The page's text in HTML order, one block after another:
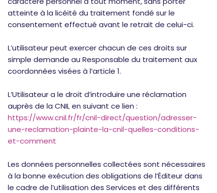
atteinte à la licéité du traitement fondé sur le
consentement effectué avant le retrait de celui-ci.
L’utilisateur peut exercer chacun de ces droits sur
simple demande au Responsable du traitement aux
coordonnées visées à l’article 1.
L’Utilisateur a le droit d’introduire une réclamation
auprès de la CNIL en suivant ce lien :
https://www.cnil.fr/fr/cnil-direct/question/adresser-
une-reclamation-plainte-la-cnil-quelles-conditions-
et-comment
Les données personnelles collectées sont nécessaires
à la bonne exécution des obligations de l’Éditeur dans
le cadre de l’utilisation des Services et des différents